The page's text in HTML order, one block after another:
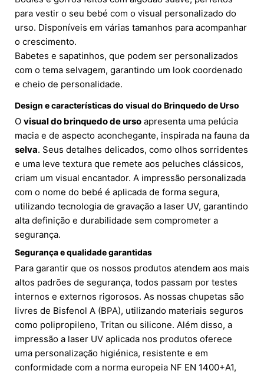
para vestir o seu bebé com o visual personalizado do
urso. Disponíveis em várias tamanhos para acompanhar
o crescimento.
Babetes e sapatinhos, que podem ser personalizados
com o tema selvagem, garantindo um look coordenado
e cheio de personalidade.
Design e características do visual do Brinquedo de Urso
O visual do brinquedo de urso apresenta uma pelúcia
macia e de aspecto aconchegante, inspirada na fauna da
selva. Seus detalhes delicados, como olhos sorridentes
e uma leve textura que remete aos peluches clássicos,
criam um visual encantador. A impressão personalizada
com o nome do bebé é aplicada de forma segura,
utilizando tecnologia de gravação a laser UV, garantindo
alta definição e durabilidade sem comprometer a
segurança.
Segurança e qualidade garantidas
Para garantir que os nossos produtos atendem aos mais
altos padrões de segurança, todos passam por testes
internos e externos rigorosos. As nossas chupetas são
livres de Bisfenol A (BPA), utilizando materiais seguros
como polipropileno, Tritan ou silicone. Além disso, a
impressão a laser UV aplicada nos produtos oferece
uma personalização higiénica, resistente e em
conformidade com a norma europeia NF EN 1400+A1,